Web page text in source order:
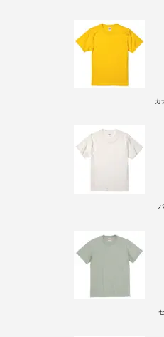
カ